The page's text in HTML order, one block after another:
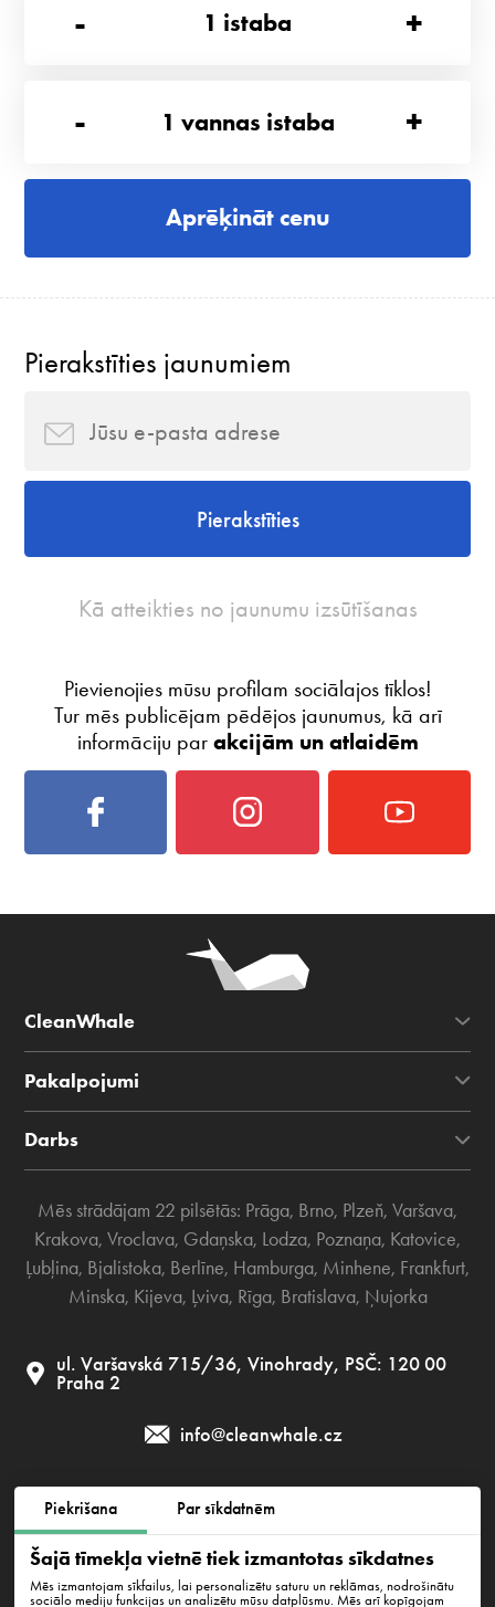
Piekrišana Par sīkdatnēm
Šajā tīmekļa vietnē tiek izmantotas sīkdatnes
Mēs izmantojam sīkfailus, lai personalizētu saturu un reklāmas, nodrošinātu
sociālo mediju funkcijas un analizētu mūsu datplūsmu. Mēs arī kopīgojam
-
1 istaba +
- 1 vannas istaba +
Aprēķināt cenu
Pierakstīties jaunumiem
Pierakstīties
Kā atteikties no jaunumu izsūtīšanas
Pievienojies mūsu profilam sociālajos tīklos!
Tur mēs publicējam pēdējos jaunumus, kā arī
informāciju par akcijām un atlaidēm
CleanWhale
Pakalpojumi
Darbs
Mēs strādājam 22 pilsētās: Prāga, Brno, Plzeň, Varšava,
Krakova, Vroclava, Gdaņska, Lodza, Poznaņa, Katovice,
Ļubļina, Bjalistoka, Berlīne, Hamburga, Minhene, Frankfurt,
Minska, Kijeva, Ļviva, Rīga, Bratislava, Ņujorka
ul. Varšavská 715/36, Vinohrady, PSČ: 120 00
Praha 2
info@cleanwhale.cz
Publiskais līgums Privātuma politika
Sīkdatņu politika